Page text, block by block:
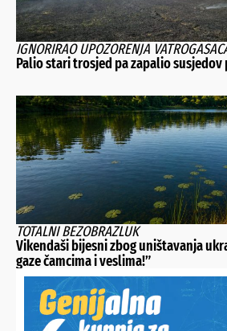
IGNORIRAO UPOZORENJA
Palio stari trosjed pa zapalio susjedov
TOTALNI BEZOBRAZLUK
Vikendaši bijesni zbog uništavanja
gaze čamcima i veslima!”